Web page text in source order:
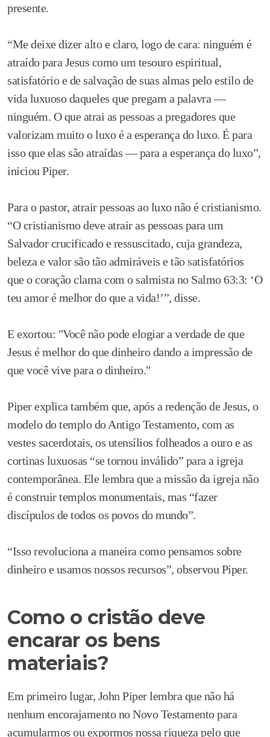
presente.
“Me deixe dizer alto e claro, logo de cara: ninguém é
atraído para Jesus como um tesouro espiritual,
satisfatório e de salvação de suas almas pelo estilo de
vida luxuoso daqueles que pregam a palavra —
ninguém. O que atrai as pessoas a pregadores que
valorizam muito o luxo é a esperança do luxo. É para
isso que elas são atraídas — para a esperança do luxo”,
iniciou Piper.
Para o pastor, atrair pessoas ao luxo não é cristianismo.
“O cristianismo deve atrair as pessoas para um
Salvador crucificado e ressuscitado, cuja grandeza,
beleza e valor são tão admiráveis ​​e tão satisfatórios
que o coração clama com o salmista no Salmo 63:3: ‘O
teu amor é melhor do que a vida!’”, disse.
E exortou: "Você não pode elogiar a verdade de que
Jesus é melhor do que dinheiro dando a impressão de
que você vive para o dinheiro."
Piper explica também que, após a redenção de Jesus, o
modelo do templo do Antigo Testamento, com as
vestes sacerdotais, os utensílios folheados a ouro e as
cortinas luxuosas “se tornou inválido” para a igreja
contemporânea. Ele lembra que a missão da igreja não
é construir templos monumentais, mas “fazer
discípulos de todos os povos do mundo”.
“Isso revoluciona a maneira como pensamos sobre
dinheiro e usamos nossos recursos”, observou Piper.
Como o cristão deve
encarar os bens
materiais?
Em primeiro lugar, John Piper lembra que não há
nenhum encorajamento no Novo Testamento para
acumularmos ou expormos nossa riqueza pelo que